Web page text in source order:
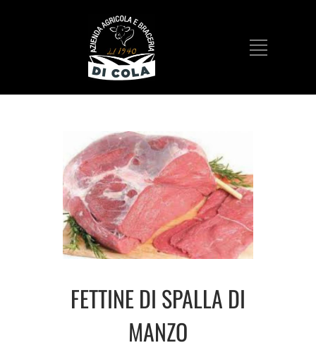
FETTINE DI SPALLA DI
MANZO